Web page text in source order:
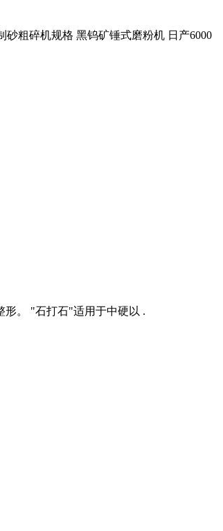
粗碎机规格 黑钨矿锤式磨粉机 日产6000
形。 "石打石"适用于中硬以 .